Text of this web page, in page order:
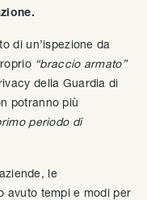
di un’ispezione da
“braccio armato”
della Guardia di
potranno più
periodo di
le
avuto tempi e modi per